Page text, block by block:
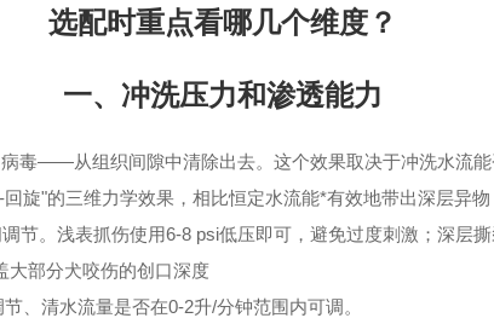
选配时重点看哪几个维度？
一、冲洗压力和渗透能力
——从组织间隙中清除出去。这个效果取决于冲洗水流能
旋"的三维力学效果，相比恒定水流能*有效地带出深层异物
节。浅表抓伤使用6-8 psi低压即可，避免过度刺激；深层
大部分犬咬伤的创口深度
、清水流量是否在0-2升/分钟范围内可调。